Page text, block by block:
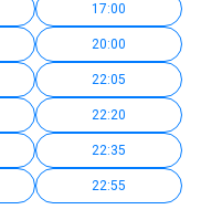
17:00
20:00
22:05
22:20
22:35
22:55